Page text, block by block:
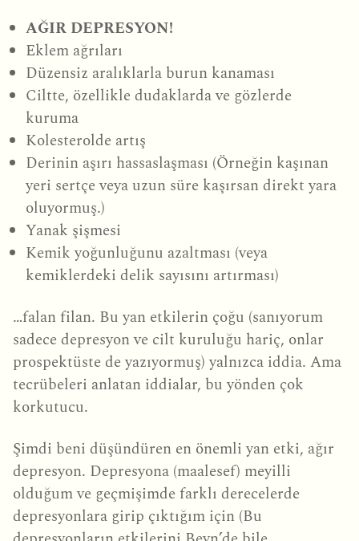
AĞIR DEPRESYON!
Eklem ağrıları
Düzensiz aralıklarla burun kanaması
Ciltte, özellikle dudaklarda ve gözlerde
kuruma
Kolesterolde artış
Derinin aşırı hassaslaşması (Örneğin kaşınan
yeri sertçe veya uzun süre kaşırsan direkt yara
oluyormuş.)
Yanak şişmesi
Kemik yoğunluğunu azaltması (veya
kemiklerdeki delik sayısını artırması)
…falan filan. Bu yan etkilerin çoğu (sanıyorum
sadece depresyon ve cilt kuruluğu hariç, onlar
prospektüste de yazıyormuş) yalnızca iddia. Ama
tecrübeleri anlatan iddialar, bu yönden çok
korkutucu.
Şimdi beni düşündüren en önemli yan etki, ağır
depresyon. Depresyona (maalesef) meyilli
olduğum ve geçmişimde farklı derecelerde
depresyonlara girip çıktığım için (Bu